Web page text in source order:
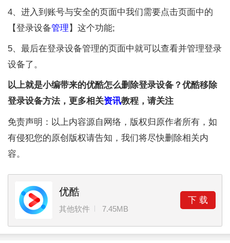
4、进入到账号与安全的页面中我们需要点击页面中的
【登录设备管理】这个功能;
5、最后在登录设备管理的页面中就可以查看并管理登录
设备了。
以上就是小编带来的优酷怎么删除登录设备？优酷移除
登录设备方法，更多相关资讯教程，请关注
免责声明：以上内容源自网络，版权归原作者所有，如
有侵犯您的原创版权请告知，我们将尽快删除相关内
容。
优酷
其他软件 7.45MB
下 载